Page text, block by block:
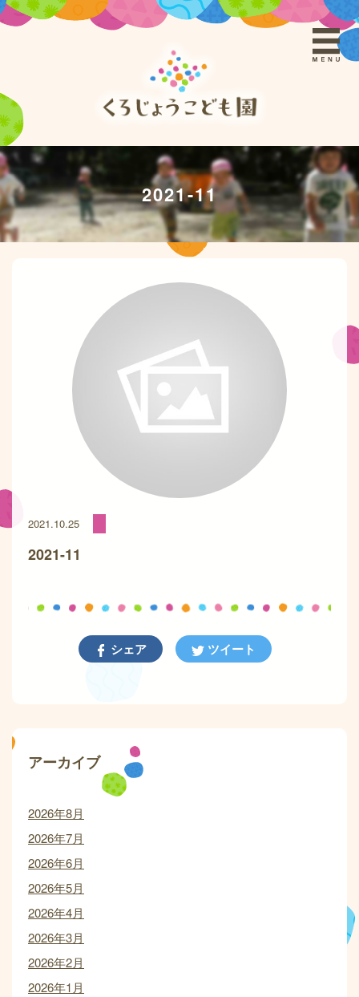
2021-11
2021.10.25
2021-11
シェア ツイート
アーカイブ
2026年8月
2026年7月
2026年6月
2026年5月
2026年4月
2026年3月
2026年2月
2026年1月